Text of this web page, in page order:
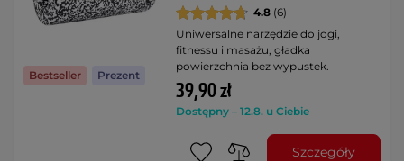
Bestseller Prezent
4.8 (6)
Uniwersalne narzędzie do jogi,
fitnessu i masażu, gładka
powierzchnia bez wypustek.
39,90 zł
Dostępny – 12.8. u Ciebie
Szczegóły